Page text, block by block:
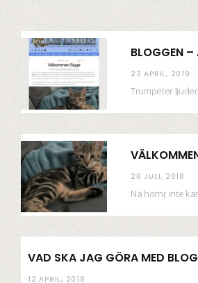
BLOGGEN –
23 APRIL, 2019
26 JULI, 2018
VAD SKA JAG GÖRA MED
12 APRIL, 2019